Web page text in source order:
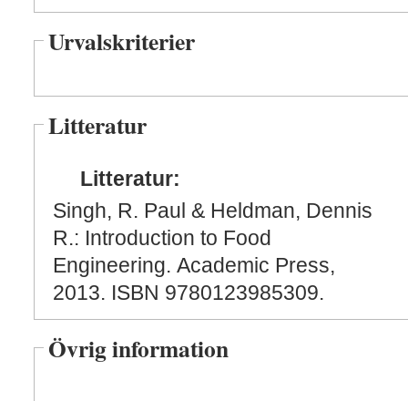
Urvalskriterier
Litteratur
Litteratur:
Singh, R. Paul & Heldman, Dennis
R.: Introduction to Food
Engineering. Academic Press,
2013. ISBN 9780123985309.
Övrig information